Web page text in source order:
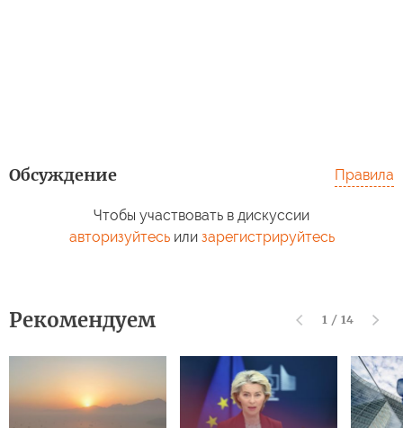
Обсуждение Правила
Чтобы участвовать в дискуссии
авторизуйтесьили зарегистрируйтесь
Рекомендуем 1 / 14